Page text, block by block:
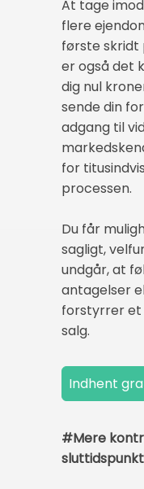
At tage
flere
første skridt
er også det
dig nul
sende din
adgang til
for
processen.
Du får
sagligt,
undgår, at
antagelser
forstyrrer
salg.
#Mere